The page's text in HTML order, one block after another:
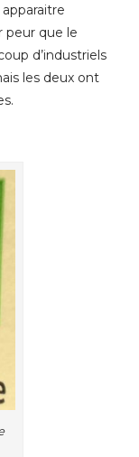
peur que le
d’industriels
les deux ont